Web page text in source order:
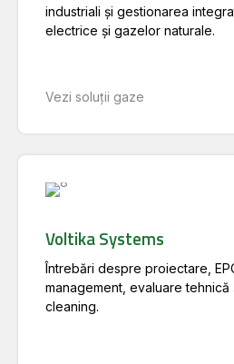
industriali și gestionarea
electrice și gazelor naturale.
Vezi soluții gaze
Voltika Systems
Întrebări despre proiectare,
management, evaluare
cleaning.